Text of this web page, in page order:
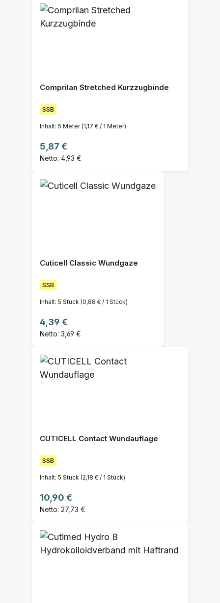
Comprilan Stretched Kurzzugbinde
SSB
Inhalt: 5 Meter(1,17 € / 1 Meter)
Regulärer Preis:
5,87 €
Netto: 4,93 €
Cuticell Classic Wundgaze
SSB
Inhalt: 5 Stück (0,88 € / 1 Stück)
Regulärer Preis:
4,39 €
Netto: 3,69 €
CUTICELL Contact Wundauflage
SSB
Inhalt: 5 Stück (2,18 € / 1 Stück)
Regulärer Preis:
10,90 €
Netto: 27,73 €